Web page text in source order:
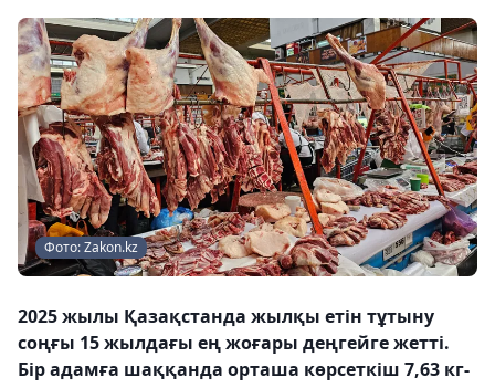
Фото: Zakon.kz
2025 жылы Қазақстанда жылқы етін тұтыну
соңғы 15 жылдағы ең жоғары деңгейге жетті.
Бір адамға шаққанда орташа көрсеткіш 7,63 кг-